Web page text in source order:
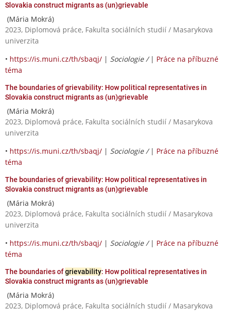
Slovakia construct migrants as (un)grievable
(Mária Mokrá)
2023, Diplomová práce, Fakulta sociálních studií / Masarykova
univerzita
• https://is.muni.cz/th/sbaqj/ | Sociologie / | Práce na příbuzné
téma
The boundaries of grievability: How political representatives in
Slovakia construct migrants as (un)grievable
(Mária Mokrá)
2023, Diplomová práce, Fakulta sociálních studií / Masarykova
univerzita
• https://is.muni.cz/th/sbaqj/ | Sociologie / | Práce na příbuzné
téma
The boundaries of grievability: How political representatives in
Slovakia construct migrants as (un)grievable
(Mária Mokrá)
2023, Diplomová práce, Fakulta sociálních studií / Masarykova
univerzita
• https://is.muni.cz/th/sbaqj/ | Sociologie / | Práce na příbuzné
téma
The boundaries ofgrievability: How political representatives in
Slovakia construct migrants as (un)grievable
(Mária Mokrá)
2023, Diplomová práce, Fakulta sociálních studií / Masarykova